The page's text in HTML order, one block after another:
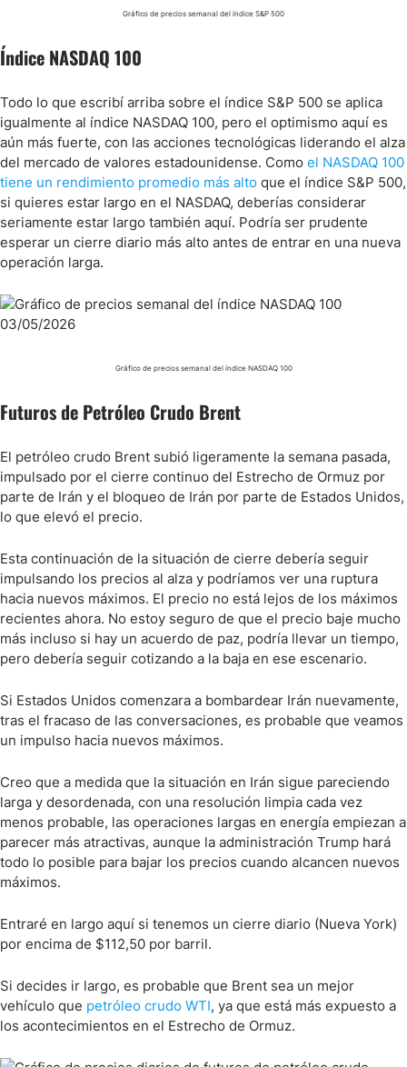
Gráfico de precios semanal del índice S&P 500
Índice NASDAQ 100
Todo lo que escribí arriba sobre el índice S&P 500 se aplica
igualmente al índice NASDAQ 100, pero el optimismo aquí es
aún más fuerte, con las acciones tecnológicas liderando el alza
del mercado de valores estadounidense. Como el NASDAQ 100
tiene un rendimiento promedio más alto que el índice S&P 500,
si quieres estar largo en el NASDAQ, deberías considerar
seriamente estar largo también aquí. Podría ser prudente
esperar un cierre diario más alto antes de entrar en una nueva
operación larga.
Gráfico de precios semanal del índice NASDAQ 100
Futuros de Petróleo Crudo Brent
El petróleo crudo Brent subió ligeramente la semana pasada,
impulsado por el cierre continuo del Estrecho de Ormuz por
parte de Irán y el bloqueo de Irán por parte de Estados Unidos,
lo que elevó el precio.
Esta continuación de la situación de cierre debería seguir
impulsando los precios al alza y podríamos ver una ruptura
hacia nuevos máximos. El precio no está lejos de los máximos
recientes ahora. No estoy seguro de que el precio baje mucho
más incluso si hay un acuerdo de paz, podría llevar un tiempo,
pero debería seguir cotizando a la baja en ese escenario.
Si Estados Unidos comenzara a bombardear Irán nuevamente,
tras el fracaso de las conversaciones, es probable que veamos
un impulso hacia nuevos máximos.
Creo que a medida que la situación en Irán sigue pareciendo
larga y desordenada, con una resolución limpia cada vez
menos probable, las operaciones largas en energía empiezan a
parecer más atractivas, aunque la administración Trump hará
todo lo posible para bajar los precios cuando alcancen nuevos
máximos.
Entraré en largo aquí si tenemos un cierre diario (Nueva York)
por encima de $112,50 por barril.
Si decides ir largo, es probable que Brent sea un mejor
vehículo que petróleo crudo WTI, ya que está más expuesto a
los acontecimientos en el Estrecho de Ormuz.